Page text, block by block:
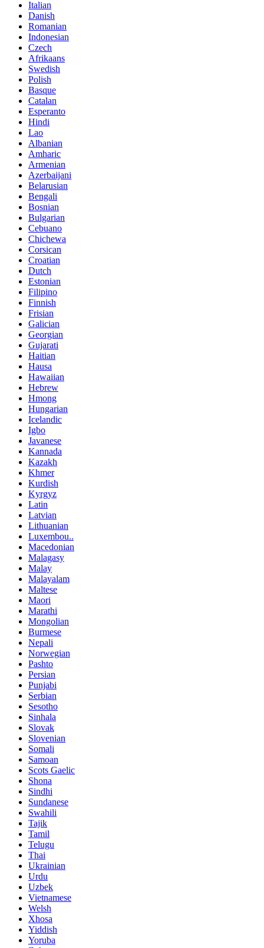
Italian
Danish
Romanian
Indonesian
Czech
Afrikaans
Swedish
Polish
Basque
Catalan
Esperanto
Hindi
Lao
Albanian
Amharic
Armenian
Azerbaijani
Belarusian
Bengali
Bosnian
Bulgarian
Cebuano
Chichewa
Corsican
Croatian
Dutch
Estonian
Filipino
Finnish
Frisian
Galician
Georgian
Gujarati
Haitian
Hausa
Hawaiian
Hebrew
Hmong
Hungarian
Icelandic
Igbo
Javanese
Kannada
Kazakh
Khmer
Kurdish
Kyrgyz
Latin
Latvian
Lithuanian
Luxembou..
Macedonian
Malagasy
Malay
Malayalam
Maltese
Maori
Marathi
Mongolian
Burmese
Nepali
Norwegian
Pashto
Persian
Punjabi
Serbian
Sesotho
Sinhala
Slovak
Slovenian
Somali
Samoan
Scots Gaelic
Shona
Sindhi
Sundanese
Swahili
Tajik
Tamil
Telugu
Thai
Ukrainian
Urdu
Uzbek
Vietnamese
Welsh
Xhosa
Yiddish
Yoruba